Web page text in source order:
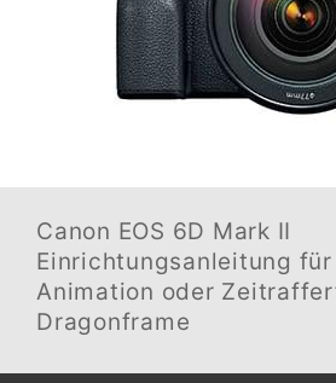
Canon EOS 6D Mark II
Einrichtungsanleitung
Animation oder
Dragonframe